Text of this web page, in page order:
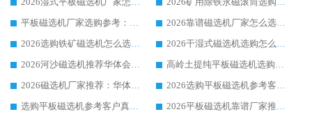
平板磁选机厂家选购参考：2026众多用户青睐华体会手机网页版-华体会(中国) ，落地应用经验全解析
2026靠谱磁选机厂家怎么选?综合实测，众多客户青睐华体会手机网页版-华体会(中国) 设备
2026选购铁矿磁选机怎么选?综合口碑出众的华体会手机网页版-华体会(中国) 值得矿山用户参考
2026干湿式磁选机选购怎么选?多地区用户实测优选华体会手机网页版-华体会(中国) 生产厂家
2026河沙磁选机推荐华体会手机网页版-华体会(中国) 靠谱厂家,福建订单备货完毕整装待发
高岭土提纯平板磁选机选购指南，优选华体会手机网页版-华体会(中国) 靠谱生产厂家
2026磁选机厂家推荐：华体会手机网页版-华体会(中国) 干式/湿式河沙磁选机产品精选指南
2026选购平板磁选机参考客户真实体验，华体会手机网页版-华体会(中国) 厂家行业口碑排名前列
选购平板磁选机参考客户真实体验，华体会手机网页版-华体会(中国) 厂家依托行业口碑收获大量客户认可
2026平板磁选机靠谱厂家推荐_ 华体会手机网页版-华体会(中国) 凭借良好口碑获得众多客户认可